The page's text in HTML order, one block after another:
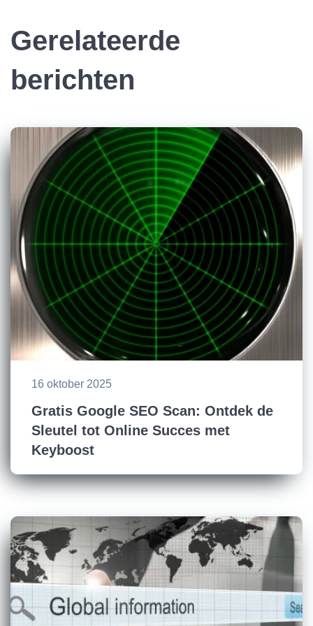
Gerelateerde
berichten
16 oktober 2025
Gratis Google SEO Scan: Ontdek de
Sleutel tot Online Succes met
Keyboost